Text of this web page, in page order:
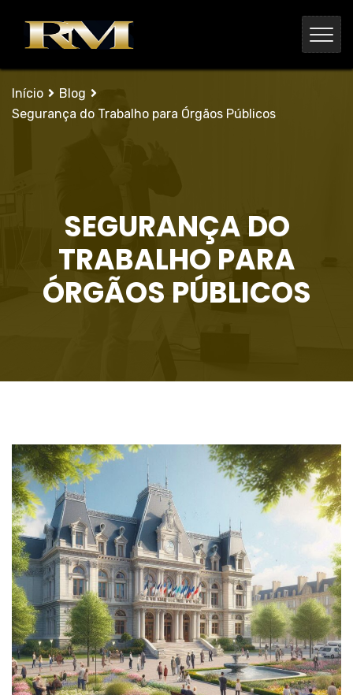
Início
Blog
Segurança do Trabalho para Órgãos Públicos
SEGURANÇA DO
TRABALHO PARA
ÓRGÃOS PÚBLICOS